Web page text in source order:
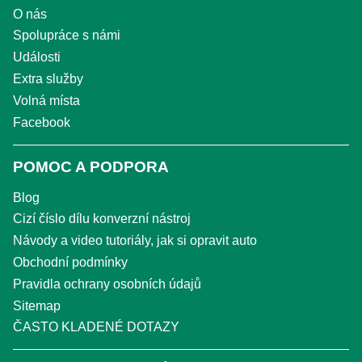
O nás
Spolupráce s námi
Události
Extra služby
Volná místa
Facebook
POMOC A PODPORA
Blog
Cizí číslo dílu konverzní nástroj
Návody a video tutoriály, jak si opravit auto
Obchodní podmínky
Pravidla ochrany osobních údajů
Sitemap
ČASTO KLADENÉ DOTAZY